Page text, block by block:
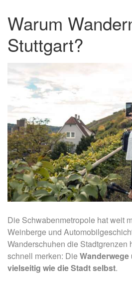
Warum
Stuttgart?
Die Schwabenmetropole hat weit
Weinberge und
Wanderschuhen die Stadtgrenzen
schnell merken: Die
vielseitig wie die Stadt selbst.